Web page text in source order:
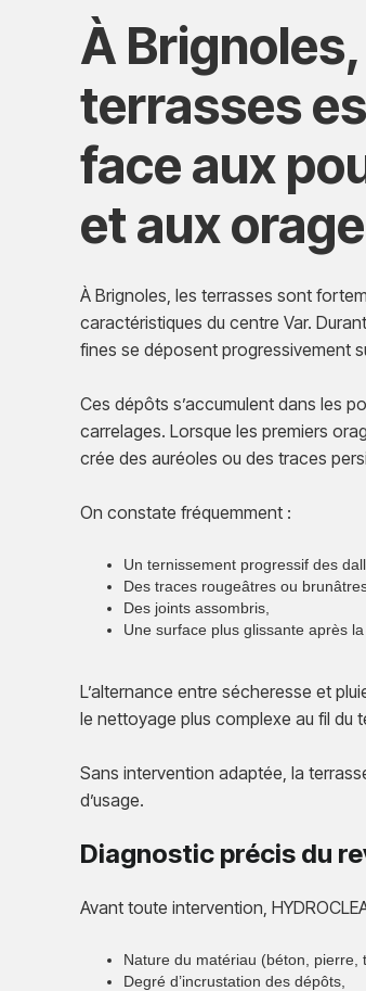
À
terrasses
face aux
et aux
À Brignoles, les terrasses sont
caractéristiques du centre Var.
fines se déposent progressivement
Ces dépôts s’accumulent dans les
carrelages. Lorsque les premiers
crée des auréoles ou des traces
On constate fréquemment :
Un ternissement progressif des
Des traces rougeâtres ou
Des joints assombris,
Une surface plus glissante après la
L’alternance entre sécheresse et
le nettoyage plus complexe au fil du
Sans intervention adaptée, la
d’usage.
Diagnostic précis du
Avant toute intervention,
Nature du matériau (béton, pierre,
Degré d’incrustation des dépôts,